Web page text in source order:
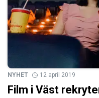
NYHET 12 april 2019
Film i Väst